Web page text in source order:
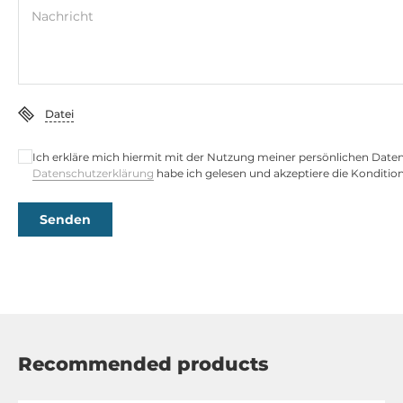
WLAN IEEE-Norm
Schnittstellen Seriell / Parallel
COM gesamt
2
2
Nachricht
Datei
Ich erkläre mich hiermit mit der Nutzung meiner persönlichen
Datenschutzerklärung habe ich gelesen und akzeptiere die
Senden
Recommended products